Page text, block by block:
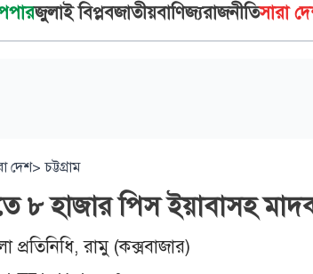
জুলাই বিপ্লবজাতীয়বাণিজ্যরাজনীতিসারা
দেশ> চট্টগ্রাম
৮ হাজার পিস ইয়াবাসহ মাদক
প্রতিনিধি, রামু (কক্সবাজার)